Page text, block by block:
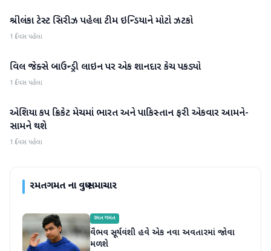
રમતગમત
શ્રીલંકા ટેસ્ટ સિરીઝ પહેલા ટીમ ઇન્ડિયાને મોટો ઝટકો
1 દિવસ પહેલા
રમતગમત
વિલ જેક્સે બાઉન્ડ્રી લાઇન પર એક શાનદાર કેચ પકડ્યો
1 દિવસ પહેલા
રમતગમત
એશિયા કપ ક્રિકેટ મેચમાં ભારત અને પાકિસ્તાન ફરી એકવાર આમને-
સામને થશે
1 દિવસ પહેલા
રમતગમતના વધુ સમાચાર
રમતગમત
વૈભવ સૂર્યવંશી હવે એક નવા અવતારમાં જોવા
મળશે